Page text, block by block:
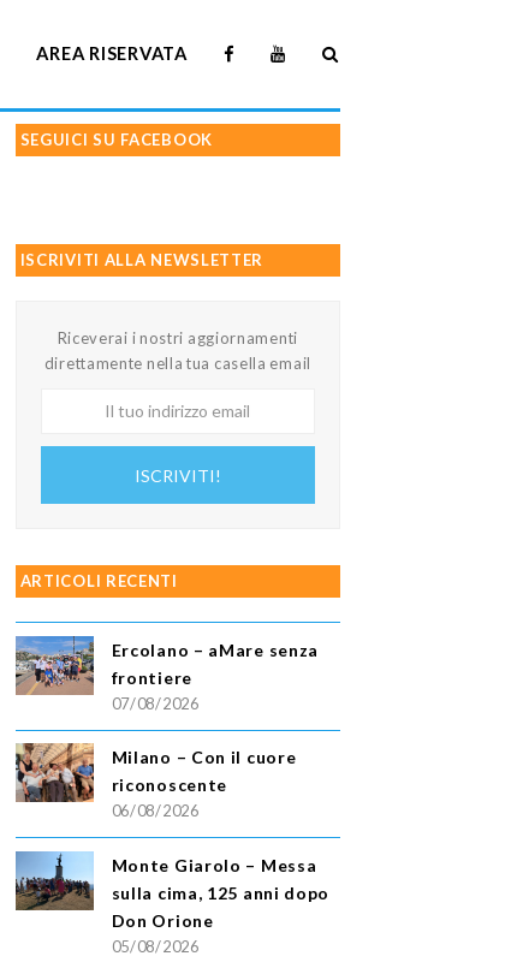
AREA RISERVATA
SEGUICI SU FACEBOOK
ISCRIVITI ALLA NEWSLETTER
Riceverai i nostri aggiornamenti
direttamente nella tua casella email
ISCRIVITI!
ARTICOLI RECENTI
Ercolano – aMare senza
frontiere
07/08/2026
Milano – Con il cuore
riconoscente
06/08/2026
Monte Giarolo – Messa
sulla cima, 125 anni dopo
Don Orione
05/08/2026